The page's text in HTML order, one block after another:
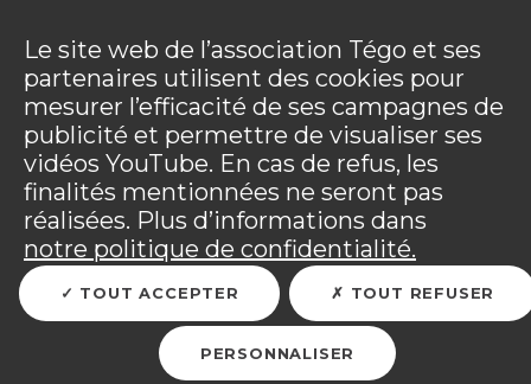
adhérents sinistrés et les personnels mobilisés.
Tous les détails dansvotre espace adhérent.
Vous êtes sur le site Tégo
Perception de votre
retraite de base : mode
d’emploi
Le site web de l’association Tégo et ses
partenaires utilisent des cookies pour
mesurer l’efficacité de ses campagnes de
publicité et permettre de visualiser ses
vidéos YouTube. En cas de refus, les
finalités mentionnées ne seront pas
réalisées. Plus d’informations dans
notre politique de confidentialité.
TOUT ACCEPTER TOUT REFUSER
PERSONNALISER